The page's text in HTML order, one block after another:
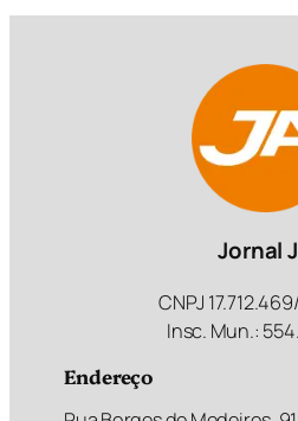
Jornal
CNPJ
Insc. Mun.:
Endereço